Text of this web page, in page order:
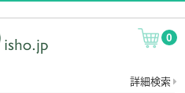
0
詳細検索